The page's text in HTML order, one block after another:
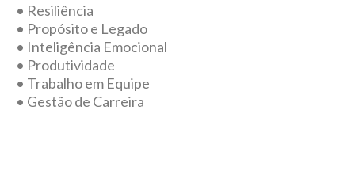
• Resiliência
• Propósito e Legado
• Inteligência Emocional
• Produtividade
• Trabalho em Equipe
• Gestão de Carreira